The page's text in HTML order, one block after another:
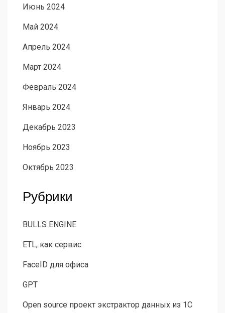
Июнь 2024
Май 2024
Апрель 2024
Март 2024
Февраль 2024
Январь 2024
Декабрь 2023
Ноябрь 2023
Октябрь 2023
Рубрики
BULLS ENGINE
ETL, как сервис
FaceID для офиса
GPT
Open source проект экстрактор данных из 1С